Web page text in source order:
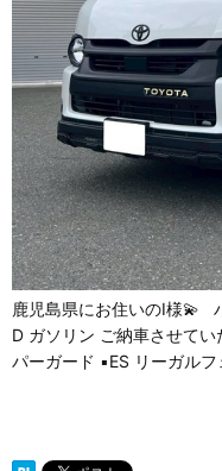
鹿児島県にお住いのI様💫
D ガソリン ご納車させて
パーガード ▪ES リーガル